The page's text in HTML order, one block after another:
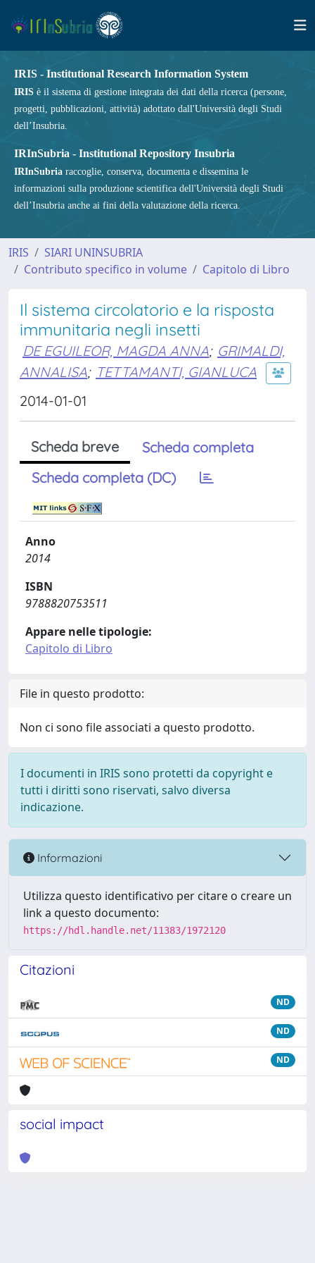
IRIS - Institutional Research Information System
IRIS è il sistema di gestione integrata dei dati della ricerca (persone,
progetti, pubblicazioni, attività) adottato dall'Università degli Studi
dell’Insubria.
IRInSubria - Institutional Repository Insubria
IRInSubria raccoglie, conserva, documenta e dissemina le
informazioni sulla produzione scientifica dell'Università degli Studi
dell’Insubria anche ai fini della valutazione della ricerca.
IRIS
SIARI UNINSUBRIA
Contributo specifico in volume
Capitolo di Libro
Il sistema circolatorio e la risposta
immunitaria negli insetti
DE EGUILEOR, MAGDA ANNA; GRIMALDI,
ANNALISA; TETTAMANTI, GIANLUCA
2014-01-01
Scheda breve
Scheda completa
Scheda completa (DC)
Anno
2014
ISBN
9788820753511
Appare nelle tipologie:
Capitolo di Libro
File in questo prodotto:
Non ci sono file associati a questo prodotto.
I documenti in IRIS sono protetti da copyright e
tutti i diritti sono riservati, salvo diversa
indicazione.
Informazioni
Utilizza questo identificativo per citare o creare un
link a questo documento:
https://hdl.handle.net/11383/1972120
Citazioni
ND
ND
ND
social impact